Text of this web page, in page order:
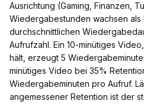
Ausrichtung (Gaming, Finanzen,
Wiedergabestunden wachsen als
durchschnittlichen
Aufrufzahl. Ein 10-minütiges
hält, erzeugt 5
minütiges Video bei 35%
Wiedergabeminuten pro Aufruf.
angemessener Retention ist der